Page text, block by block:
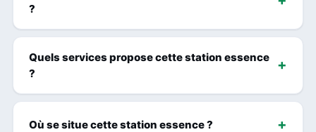
?
Quels services propose cette station essence
?
Où se situe cette station essence ?